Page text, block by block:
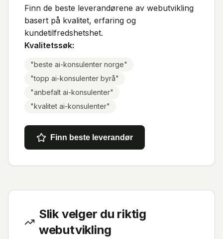
Finn de beste leverandørene av webutvikling
basert på kvalitet, erfaring og
kundetilfredshetshet.
Kvalitetssøk:
"beste ai-konsulenter norge"
"topp ai-konsulenter byrå"
"anbefalt ai-konsulenter"
"kvalitet ai-konsulenter"
Finn beste leverandør
Slik velger du riktig
webutvikling